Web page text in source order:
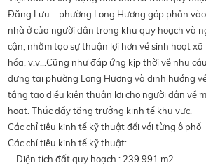
Đăng Lưu – phường Long Hương góp phần
nhà ở của người dân trong khu quy hoạch và
cận, nhằm tạo sự thuận lợi hơn về sinh hoạt
hóa, v.v…Cũng như đáp ứng kịp thời về nhu
dựng tại phường Long Hương và định hướng
tầng tạo điều kiện thuận lợi cho người dân về
hoạt. Thúc đẩy tăng trưởng kinh tế khu vực.
Các chỉ tiêu kinh tế kỹ thuật đối với từng ô phố
Các chỉ tiêu kinh tế kỹ thuật:
Diện tích đất quy hoạch : 239.991 m2